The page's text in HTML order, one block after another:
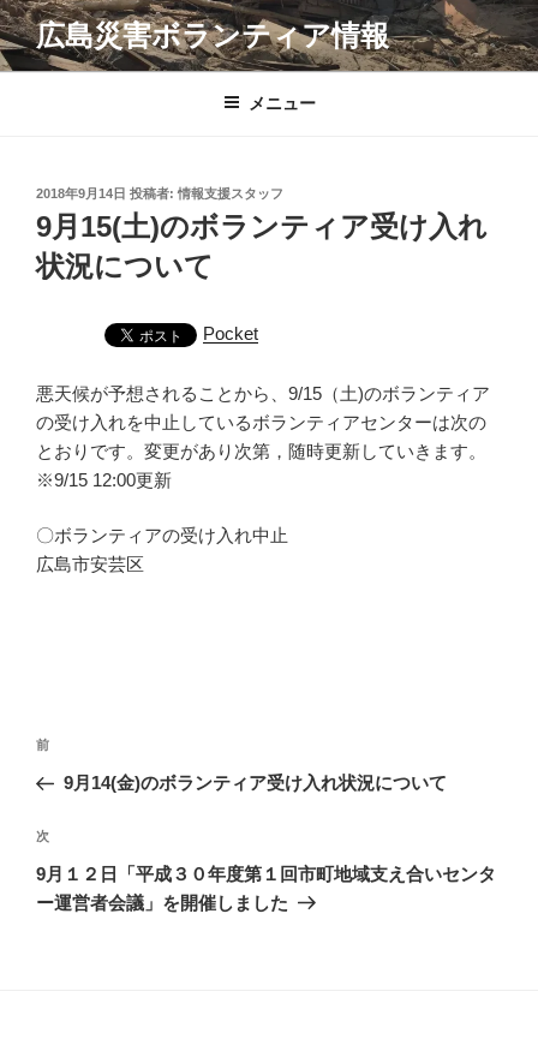
コ
ン
テ
広島災害ボランティア情報
メニュー
投
稿
日:
2018年9月14日 投稿者:情報支援スタッフ
9月15(土)のボランティア受け入れ
状況について
Pocket
悪天候が予想されることから、9/15（土)のボランティア
の受け入れを中止しているボランティアセンターは次の
とおりです。変更があり次第，随時更新していきます。
※9/15 12:00更新
〇ボランティアの受け入れ中止
広島市安芸区
投
ビ
ゲ
ー
過
去
投
稿
前
9月14(金)のボランティア受け入れ状況について
次
の
投
次
9月１２日「平成３０年度第１回市町地域支え合いセンタ
ー運営者会議」を開催しました